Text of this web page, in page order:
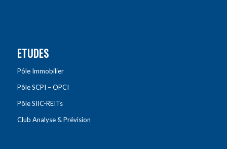
ETUDES
Pôle Immobilier
Pôle SCPI – OPCI
Pôle SIIC-REITs
Club Analyse & Prévision